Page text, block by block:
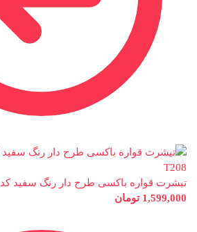
تیشرت قواره باکسی طرح دار رنگ سفید کد T208
1,599,000 تومان